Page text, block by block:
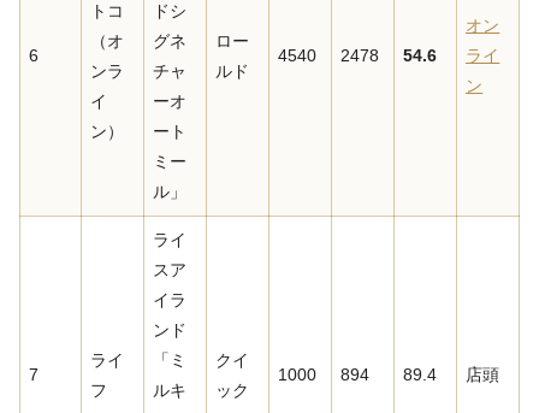
6
トコ
（オ
ンラ
イ
ン）
ドシ
グネ
チャ
ーオ
ート
ミー
ル」
ロー
ルド
4540 2478 54.6
オン
ライ
ン
7
ライ
フ
ライ
スア
イラ
ンド
「ミ
ルキ
クイ
ック
1000 894 89.4 店頭